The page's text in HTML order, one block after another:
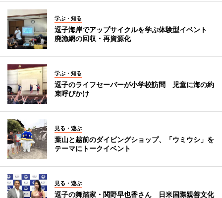
学ぶ・知る
逗子海岸でアップサイクルを学ぶ体験型イベント
廃漁網の回収・再資源化
学ぶ・知る
逗子のライフセーバーが小学校訪問 児童に海の約
束呼びかけ
見る・遊ぶ
葉山と越前のダイビングショップ、「ウミウシ」を
テーマにトークイベント
見る・遊ぶ
逗子の舞踏家・関野早也香さん 日米国際親善文化